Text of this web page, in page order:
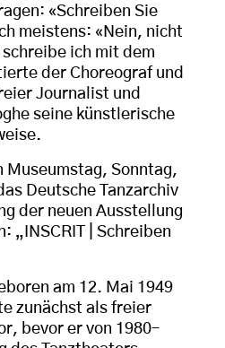
«Schreiben Sie
meistens: «Nein, nicht
ich mit dem
der Choreograf und
Journalist und
seine künstlerische
Museumstag, Sonntag,
Deutsche Tanzarchiv
der neuen Ausstellung
„INSCRIT | Schreiben
am 12. Mai 1949
zunächst als freier
bevor er von 1980–